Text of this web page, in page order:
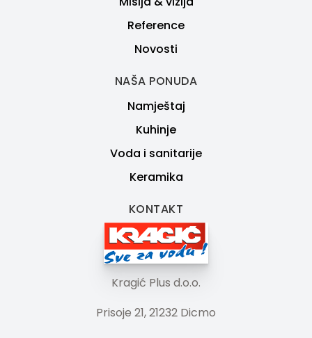
Reference
Novosti
NAŠA PONUDA
Namještaj
Kuhinje
Voda i sanitarije
Keramika
KONTAKT
Kragić Plus d.o.o.
Prisoje 21, 21232 Dicmo